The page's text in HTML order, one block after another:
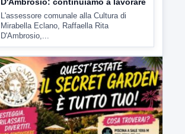
rendere noto il flash...
▶
6 AGOSTO 2026 ATTUALITÀ